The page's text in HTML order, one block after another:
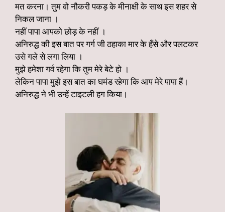
मत करना। तुम वो नौकरी पकड़ के मीनाक्षी के साथ इस शहर से
निकल जाना ।
नहीं पापा आपको छोड़ के नहीं ।
अनिरुद्ध की इस बात पर गर्ग जी ठहाका मार के हँसे और पलटकर
उसे गले से लगा लिया ।
मुझे हमेशा गर्व रहेगा कि तुम मेरे बेटे हो ।
लेकिन पापा मुझे इस बात का घमंड रहेगा कि आप मेरे पापा हैं।
अनिरुद्ध ने भी उन्हें टाइटली हग किया।